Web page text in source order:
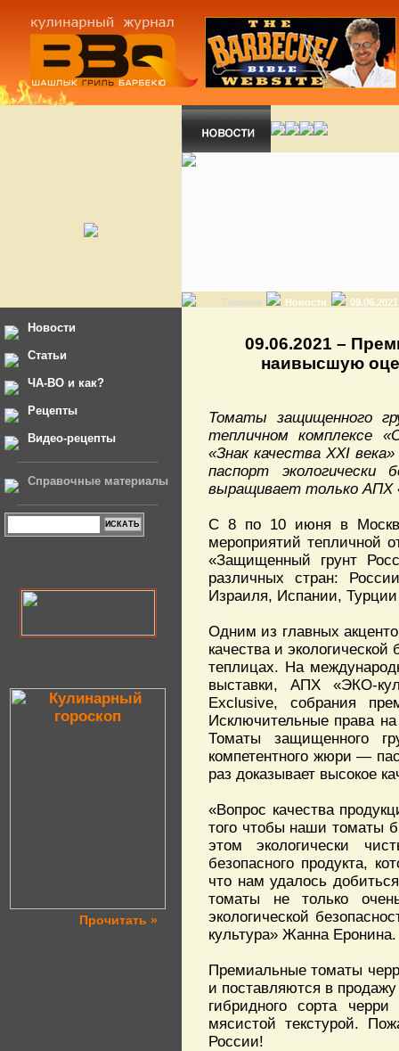
Главная Новости
Новости
Статьи
ЧА-ВО и как?
Рецепты
Видео-рецепты
Справочные материалы
Прочитать »
09.06.2021 –
наивысшую
Томаты защищенного
тепличном комплексе
«Знак качества XXI
паспорт
выращивает только АПХ
С 8 по 10 июня в
мероприятий тепличной
«Защищенный грунт
различных стран:
Израиля, Испании,
Одним из главных
качества и
теплицах. На
выставки, АПХ «ЭКО-
Exclusive, собрания
Исключительные права
Томаты защищенного
компетентного жюри —
раз доказывает высокое
«Вопрос качества
того чтобы наши
этом экологически
безопасного продукта,
что нам удалось
томаты не только
экологической
культура» Жанна Еронина.
Премиальные томаты
и поставляются в
гибридного сорта
мясистой текстурой.
России!